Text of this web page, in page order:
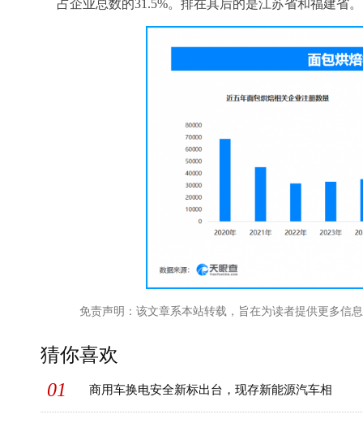
占企业总数的31.5%。排在其后的是江苏省和福建省。
免责声明：该文章系本站转载，旨在为读者提供更多信
猜你喜欢
01
商用车换电安全新标出台，现存新能源汽车相